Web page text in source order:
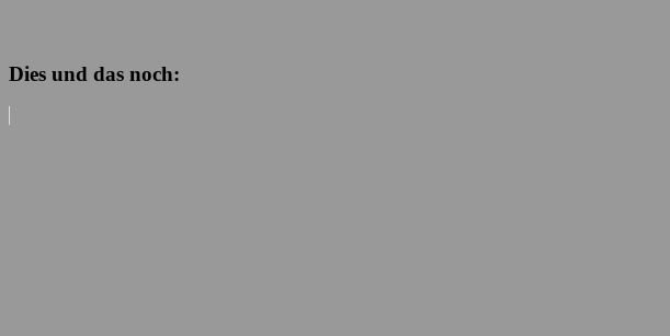
Dies und das noch: